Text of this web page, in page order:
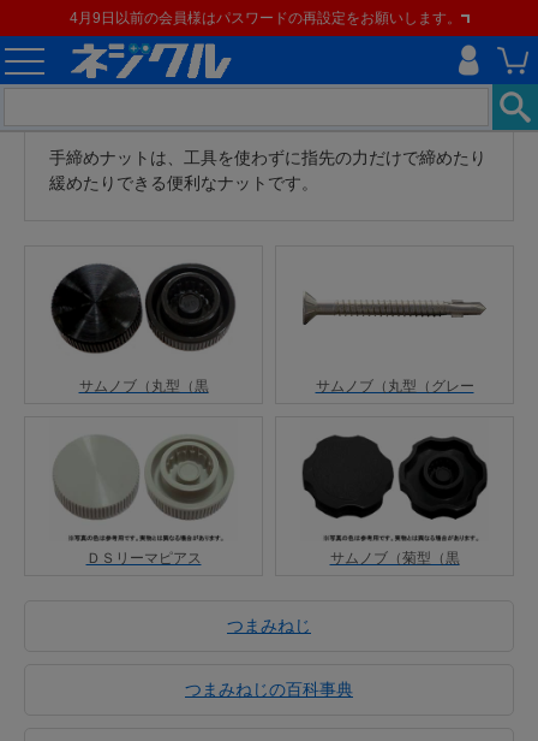
4月9日以前の会員様はパスワードの再設定をお願いします。
手締めナットは、工具を使わずに指先の力だけで締めたり
緩めたりできる便利なナットです。
サムノブ（丸型（黒 サムノブ（丸型（グレー
ＤＳリーマピアス サムノブ（菊型（黒
つまみねじ
つまみねじの百科事典